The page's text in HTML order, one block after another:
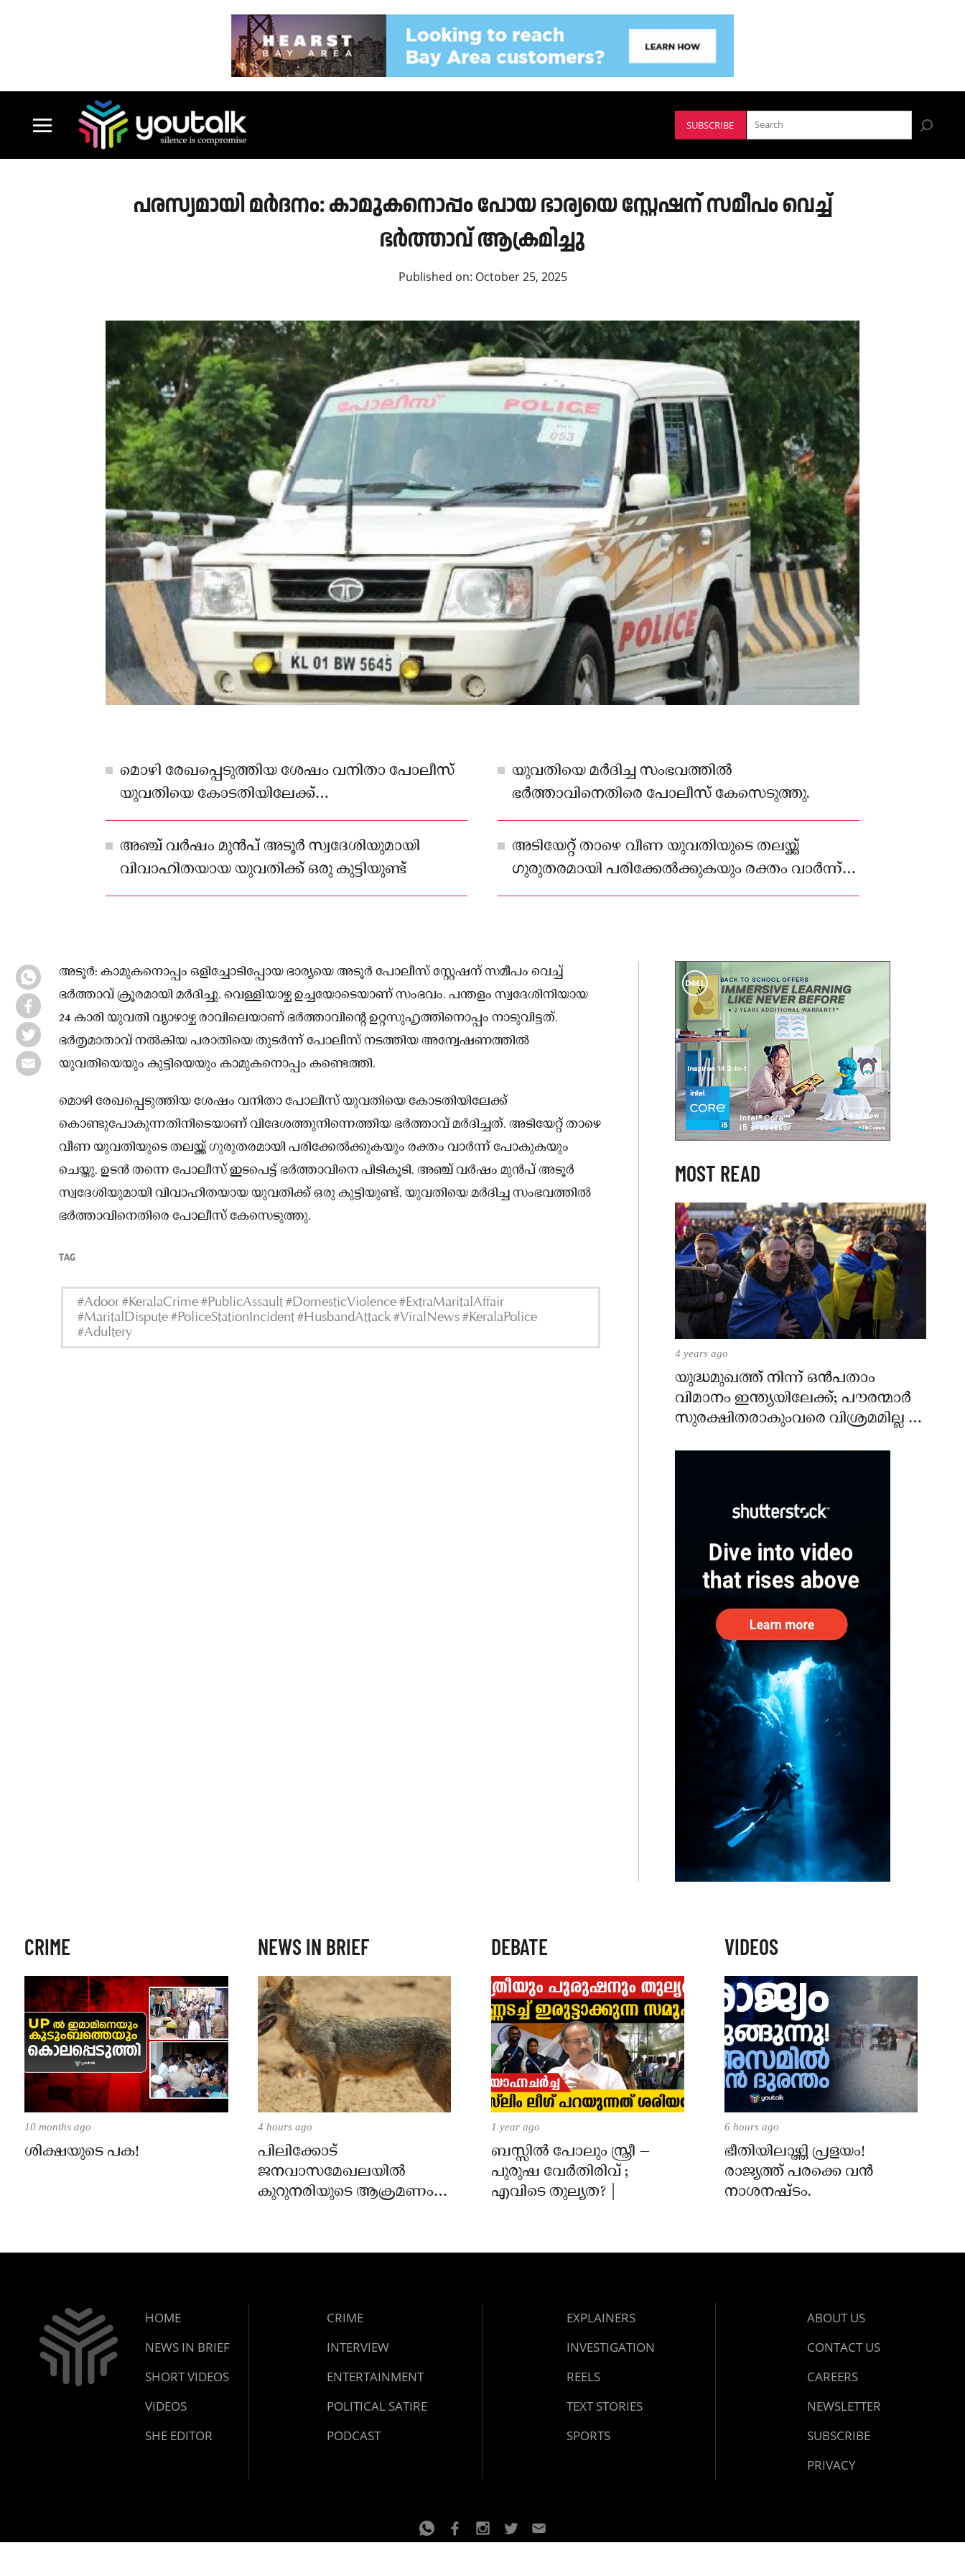
SUBSCRIBE
പരസ്യമായി മർദനം: കാമുകനൊപ്പം പോയ ഭാര്യയെ സ്റ്റേഷന് സമീപം വെച്ച്
ഭർത്താവ് ആക്രമിച്ചു
Published on: October 25, 2025
മൊഴി രേഖപ്പെടുത്തിയ ശേഷം വനിതാ പോലീസ്
യുവതിയെ കോടതിയിലേക്ക്
കൊണ്ടുപോകുന്നതിനിടെയാണ്
വിദേശത്തുനിന്നെത്തിയ ഭർത്താവ് മർദിച്ചത്.
യുവതിയെ മർദിച്ച സംഭവത്തിൽ
ഭർത്താവിനെതിരെ പോലീസ് കേസെടുത്തു.
അഞ്ച് വർഷം മുൻപ് അടൂർ സ്വദേശിയുമായി
വിവാഹിതയായ യുവതിക്ക് ഒരു കുട്ടിയുണ്ട്
അടിയേറ്റ് താഴെ വീണ യുവതിയുടെ തലയ്ക്ക്
ഗുരുതരമായി പരിക്കേൽക്കുകയും രക്തം വാർന്ന്
പോകുകയും ചെയ്തു
അടൂർ: കാമുകനൊപ്പം ഒളിച്ചോടിപ്പോയ ഭാര്യയെ അടൂർ പോലീസ് സ്റ്റേഷന് സമീപം വെച്ച്
ഭർത്താവ് ക്രൂരമായി മർദിച്ചു. വെള്ളിയാഴ്ച ഉച്ചയോടെയാണ് സംഭവം. പന്തളം സ്വദേശിനിയായ
24 കാരി യുവതി വ്യാഴാഴ്ച രാവിലെയാണ് ഭർത്താവിന്റെ ഉറ്റസുഹൃത്തിനൊപ്പം നാടുവിട്ടത്.
ഭർതൃമാതാവ് നൽകിയ പരാതിയെ തുടർന്ന് പോലീസ് നടത്തിയ അന്വേഷണത്തിൽ
യുവതിയെയും കുട്ടിയെയും കാമുകനൊപ്പം കണ്ടെത്തി.
മൊഴി രേഖപ്പെടുത്തിയ ശേഷം വനിതാ പോലീസ് യുവതിയെ കോടതിയിലേക്ക്
കൊണ്ടുപോകുന്നതിനിടെയാണ് വിദേശത്തുനിന്നെത്തിയ ഭർത്താവ് മർദിച്ചത്. അടിയേറ്റ് താഴെ
വീണ യുവതിയുടെ തലയ്ക്ക് ഗുരുതരമായി പരിക്കേൽക്കുകയും രക്തം വാർന്ന് പോകുകയും
ചെയ്തു. ഉടൻ തന്നെ പോലീസ് ഇടപെട്ട് ഭർത്താവിനെ പിടികൂടി. അഞ്ച് വർഷം മുൻപ് അടൂർ
സ്വദേശിയുമായി വിവാഹിതയായ യുവതിക്ക് ഒരു കുട്ടിയുണ്ട്. യുവതിയെ മർദിച്ച സംഭവത്തിൽ
ഭർത്താവിനെതിരെ പോലീസ് കേസെടുത്തു.
TAG
#Adoor #KeralaCrime #PublicAssault #DomesticViolence #ExtraMaritalAffair
#MaritalDispute #PoliceStationIncident #HusbandAttack #ViralNews #KeralaPolice
#Adultery
MOST READ
4 years ago
യുദ്ധമുഖത്ത് നിന്ന് ഒൻപതാം
വിമാനം ഇന്ത്യയിലേക്ക്; പൗരന്മാർ
സുരക്ഷിതരാകുംവരെ വിശ്രമമില്ല –
CRIME
10 months ago
ശിക്ഷയുടെ പക!
NEWS IN BRIEF
4 hours ago
പിലിക്കോട്
ജനവാസമേഖലയിൽ
കുറുനരിയുടെ ആക്രമണം;
പഞ്ചായത്ത്
DEBATE
1 year ago
ബസ്സിൽ പോലും സ്ത്രീ –
പുരുഷ വേർതിരിവ് ;
എവിടെ തുല്യത? |
VIDEOS
6 hours ago
ഭീതിയിലാഴ്ത്തി പ്രളയം!
രാജ്യത്ത് പരക്കെ വൻ
നാശനഷ്ടം.
HOME
NEWS IN BRIEF
SHORT VIDEOS
VIDEOS
SHE EDITOR
CRIME
INTERVIEW
ENTERTAINMENT
POLITICAL SATIRE
PODCAST
EXPLAINERS
INVESTIGATION
REELS
TEXT STORIES
SPORTS
ABOUT US
CONTACT US
CAREERS
NEWSLETTER
SUBSCRIBE
PRIVACY